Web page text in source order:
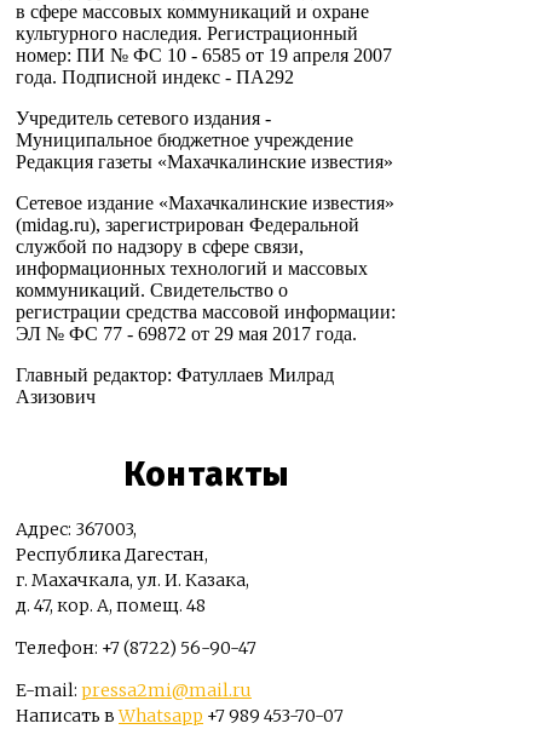
в сфере массовых коммуникаций и охране
культурного наследия. Регистрационный
номер: ПИ № ФС 10 - 6585 от 19 апреля 2007
года. Подписной индекс - ПА292
Учредитель сетевого издания -
Муниципальное бюджетное учреждение
Редакция газеты «Махачкалинские известия»
Сетевое издание «Махачкалинские известия»
(midag.ru), зарегистрирован Федеральной
службой по надзору в сфере связи,
информационных технологий и массовых
коммуникаций. Свидетельство о
регистрации средства массовой информации:
ЭЛ № ФС 77 - 69872 от 29 мая 2017 года.
Главный редактор: Фатуллаев Милрад
Азизович
Контакты
Адрес: 367003,
Республика Дагестан,
г. Махачкала, ул. И. Казака,
д. 47, кор. А, помещ. 48
Телефон: +7 (8722) 56-90-47
E-mail: pressa2mi@mail.ru
Написать вWhatsapp +7 989 453-70-07